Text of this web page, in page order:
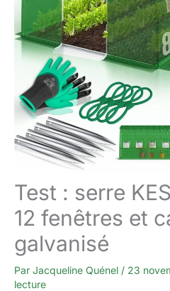
Test : serre
12 fenêtres et
galvanisé
Par Jacqueline Quénel / 23
lecture